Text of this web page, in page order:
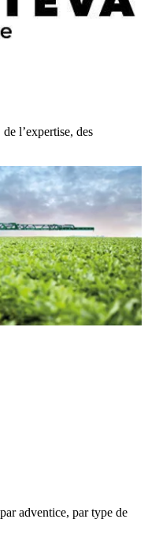
l’expertise, des
adventice, par type de